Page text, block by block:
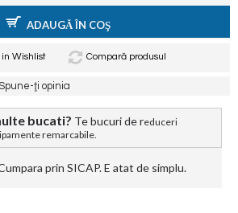
ADAUGĂ ÎN COŞ
Wishlist Compară produsul
ţi opinia
bucati? Te bucuri de reduceri
remarcabile.
prin SICAP. E atat de simplu.